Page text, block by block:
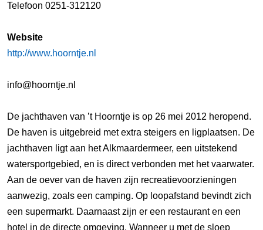
Telefoon 0251-312120
Website
http://www.hoorntje.nl
info@hoorntje.nl
De jachthaven van ’t Hoorntje is op 26 mei 2012 heropend.
De haven is uitgebreid met extra steigers en ligplaatsen. De
jachthaven ligt aan het Alkmaardermeer, een uitstekend
watersportgebied, en is direct verbonden met het vaarwater.
Aan de oever van de haven zijn recreatievoorzieningen
aanwezig, zoals een camping. Op loopafstand bevindt zich
een supermarkt. Daarnaast zijn er een restaurant en een
hotel in de directe omgeving. Wanneer u met de sloep